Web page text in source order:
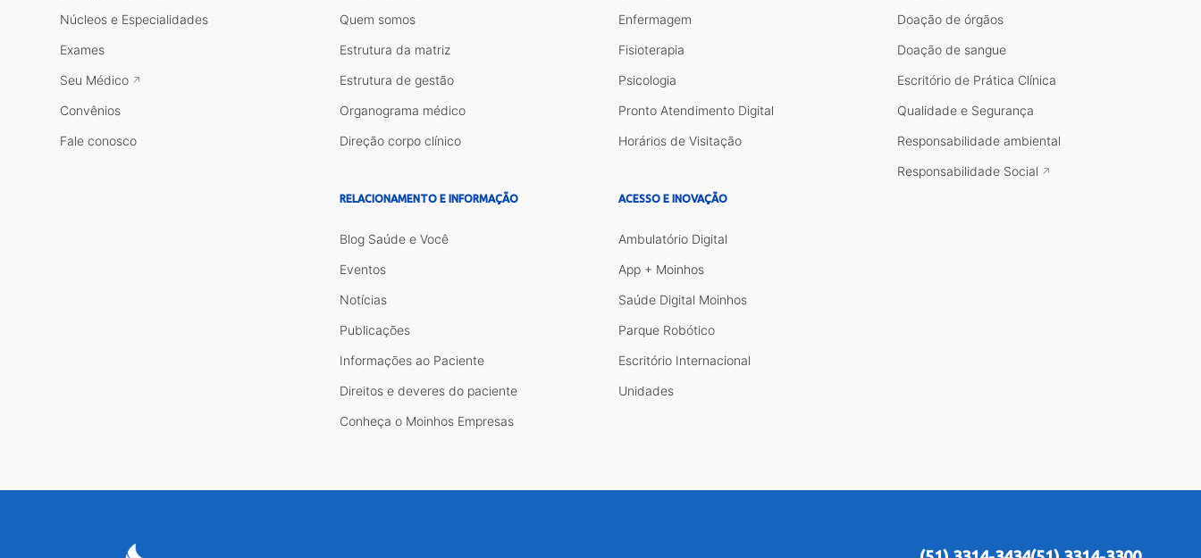
Núcleos e Especialidades
Exames
Seu Médico
Convênios
Fale conosco
Quem somos
Estrutura da matriz
Estrutura de gestão
Organograma médico
Direção corpo clínico
RELACIONAMENTO E INFORMAÇÃO
Blog Saúde e Você
Eventos
Notícias
Publicações
Informações ao Paciente
Direitos e deveres do paciente
Conheça o Moinhos Empresas
Enfermagem
Fisioterapia
Psicologia
Pronto Atendimento Digital
Horários de Visitação
ACESSO E INOVAÇÃO
Ambulatório Digital
App + Moinhos
Saúde Digital Moinhos
Parque Robótico
Escritório Internacional
Unidades
Doação de órgãos
Doação de sangue
Escritório de Prática Clínica
Qualidade e Segurança
Responsabilidade ambiental
Responsabilidade Social